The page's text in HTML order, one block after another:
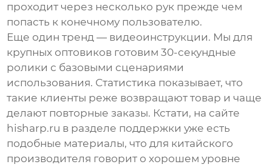
проходит через несколько рук прежде чем
попасть к конечному пользователю.
Еще один тренд — видеоинструкции. Мы для
крупных оптовиков готовим 30-секундные
ролики с базовыми сценариями
использования. Статистика показывает, что
такие клиенты реже возвращают товар и чаще
делают повторные заказы. Кстати, на сайте
hisharp.ru в разделе поддержки уже есть
подобные материалы, что для китайского
производителя говорит о хорошем уровне